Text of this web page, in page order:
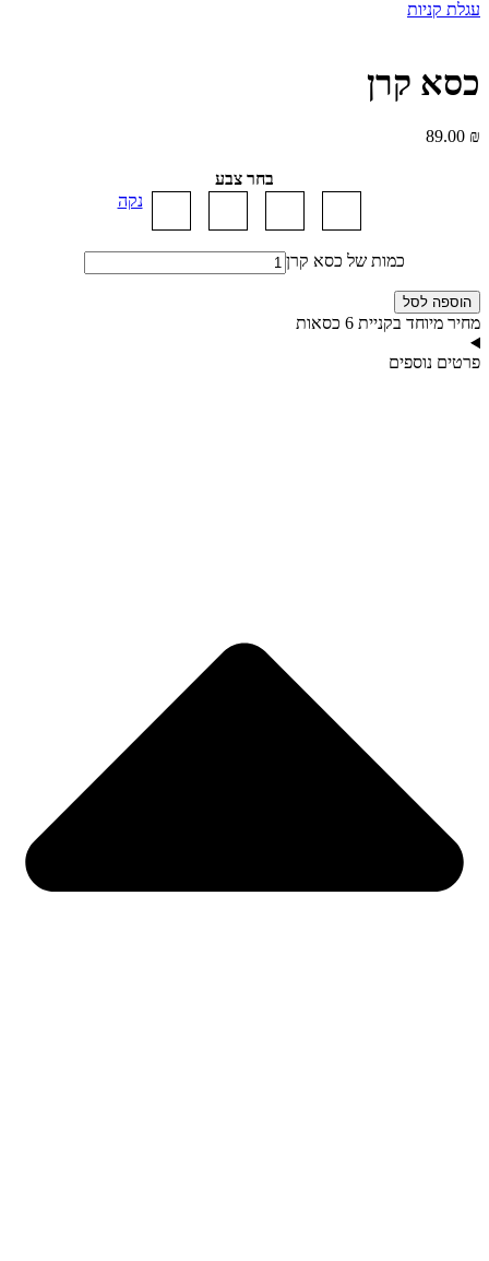
עגלת קניות
כסא קרן
89.00 ₪
בחר צבע
נקה
כמות של כסא קרן
הוספה לסל
מחיר מיוחד בקניית 6 כסאות
פרטים נוספים